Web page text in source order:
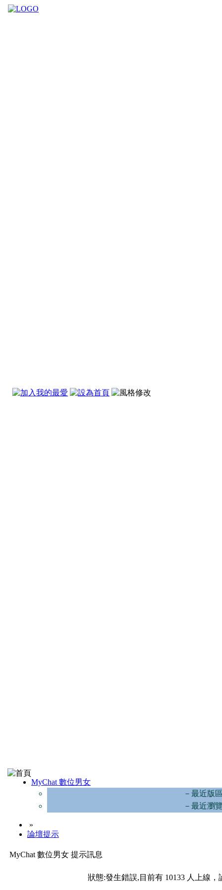
MyChat 數位男女
－最近版
－最近瀏
»
論壇提示
MyChat 數位男女 提示訊息
狀態:發生錯誤,目前有 10133 人上線